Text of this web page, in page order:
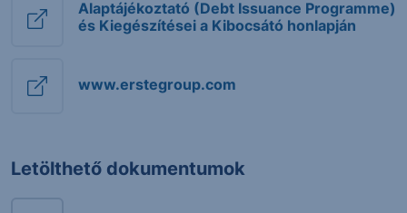
Alaptájékoztató (Debt Issuance Programme)
és Kiegészítései a Kibocsátó honlapján
www.erstegroup.com
Letölthető dokumentumok